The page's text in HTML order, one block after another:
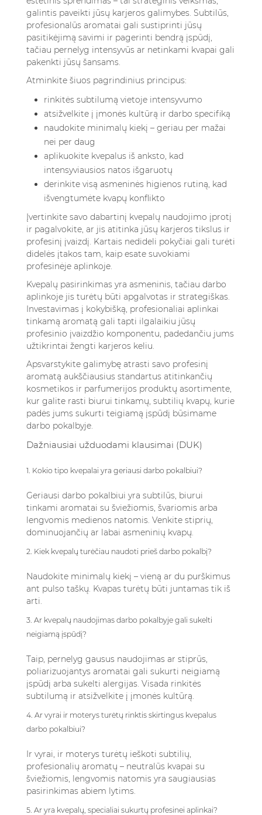
galintis paveikti jūsų karjeros galimybes. Subtilūs,
profesionalūs aromatai gali sustiprinti jūsų
pasitikėjimą savimi ir pagerinti bendrą įspūdį,
tačiau pernelyg intensyvūs ar netinkami kvapai gali
pakenkti jūsų šansams.
Atminkite šiuos pagrindinius principus:
rinkitės subtilumą vietoje intensyvumo
atsižvelkite į įmonės kultūrą ir darbo specifiką
naudokite minimalų kiekį – geriau per mažai
nei per daug
aplikuokite kvepalus iš anksto, kad
intensyviausios natos išgaruotų
derinkite visą asmeninės higienos rutiną, kad
išvengtumėte kvapų konflikto
Įvertinkite savo dabartinį kvepalų naudojimo įprotį
ir pagalvokite, ar jis atitinka jūsų karjeros tikslus ir
profesinį įvaizdį. Kartais nedideli pokyčiai gali turėti
didelės įtakos tam, kaip esate suvokiami
profesinėje aplinkoje.
Kvepalų pasirinkimas yra asmeninis, tačiau darbo
aplinkoje jis turėtų būti apgalvotas ir strategiškas.
Investavimas į kokybišką, profesionaliai aplinkai
tinkamą aromatą gali tapti ilgalaikiu jūsų
profesinio įvaizdžio komponentu, padedančiu jums
užtikrintai žengti karjeros keliu.
Apsvarstykite galimybę atrasti savo profesinį
aromatą aukščiausius standartus atitinkančių
kosmetikos ir parfumerijos produktų asortimente,
kur galite rasti biurui tinkamų, subtilių kvapų, kurie
padės jums sukurti teigiamą įspūdį būsimame
darbo pokalbyje.
Dažniausiai užduodami klausimai (DUK)
1. Kokio tipo kvepalai yra geriausi darbo pokalbiui?
Geriausi darbo pokalbiui yra subtilūs, biurui
tinkami aromatai su šviežiomis, švariomis arba
lengvomis medienos natomis. Venkite stiprių,
dominuojančių ar labai asmeninių kvapų.
2. Kiek kvepalų turėčiau naudoti prieš darbo pokalbį?
Naudokite minimalų kiekį – vieną ar du purškimus
ant pulso taškų. Kvapas turėtų būti juntamas tik iš
arti.
3. Ar kvepalų naudojimas darbo pokalbyje gali sukelti
neigiamą įspūdį?
Taip, pernelyg gausus naudojimas ar stiprūs,
poliarizuojantys aromatai gali sukurti neigiamą
įspūdį arba sukelti alergijas. Visada rinkitės
subtilumą ir atsižvelkite į įmonės kultūrą.
4. Ar vyrai ir moterys turėtų rinktis skirtingus kvepalus
darbo pokalbiui?
Ir vyrai, ir moterys turėtų ieškoti subtilių,
profesionalių aromatų – neutralūs kvapai su
šviežiomis, lengvomis natomis yra saugiausias
pasirinkimas abiem lytims.
5. Ar yra kvepalų, specialiai sukurtų profesinei aplinkai?